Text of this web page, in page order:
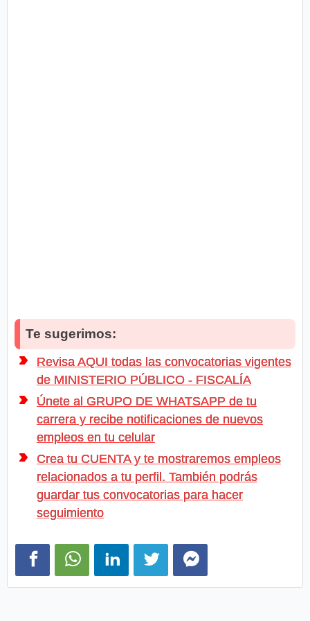
Te sugerimos:
Revisa AQUI todas las convocatorias vigentes
de MINISTERIO PÚBLICO - FISCALÍA
Únete al GRUPO DE WHATSAPP de tu
carrera y recibe notificaciones de nuevos
empleos en tu celular
Crea tu CUENTA y te mostraremos empleos
relacionados a tu perfil. También podrás
guardar tus convocatorias para hacer
seguimiento